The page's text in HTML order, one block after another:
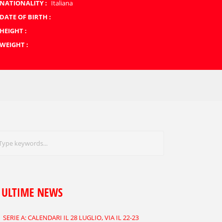
NATIONALITY : Italiana
DATE OF BIRTH :
HEIGHT :
WEIGHT :
ULTIME NEWS
SERIE A: CALENDARI IL 28 LUGLIO, VIA IL 22-23